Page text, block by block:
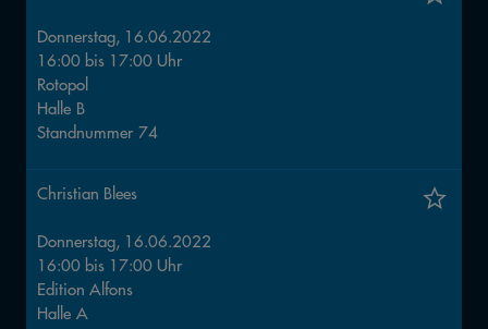
Donnerstag, 16.06.2022
16:00 bis 17:00 Uhr
Rotopol
Halle B
Standnummer 74
Christian Blees
Donnerstag, 16.06.2022
16:00 bis 17:00 Uhr
Edition Alfons
Halle A